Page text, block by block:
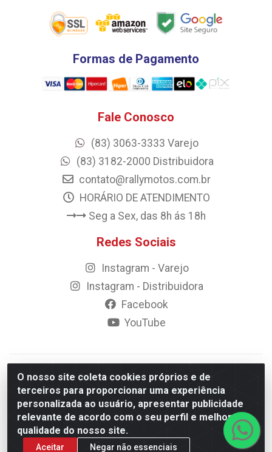
O nosso site coleta cookies próprios e de
terceiros para proporcionar uma experiência
personalizada ao usuário, apresentar publicidade
relevante de acordo com o seu perfil e melhorar a
qualidade do nosso site.
Aceitar Negar não essenciais
Formas de Pagamento
Fale Conosco
(83) 3063-3333 Varejo
(83) 3182-2000 Distribuidora
contato@rallymotos.com.br
HORÁRIO DE ATENDIMENTO
Seg a Sex, das 8h ás 18h
Redes Sociais
Instagram - Varejo
Instagram - Distribuidora
Facebook
YouTube
© 2023 Rally Motos - todos os direitos reservados.
Razão Social: Rally motos distribuidora, importadora e
transportadora de peças LTDA - CNPJ 09.262.859/0001-43 -
Rua Vigário Calixto 2900 - Catolé, Campina Grande/PB